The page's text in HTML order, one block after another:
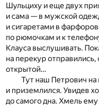
Шульциху и еще двух
и сама — в мужской
и сигаретами в
по рюмочкам и к
Клауса выслушивать.
на перекур
открытой…
Тут наш Петрович на
и приземлился. Увидев
до самого дна. Хмель